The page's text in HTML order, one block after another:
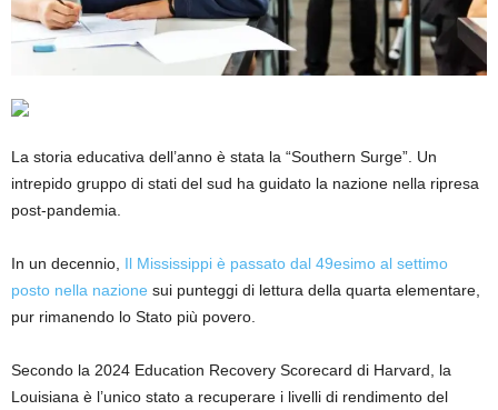
La storia educativa dell’anno è stata la “Southern Surge”. Un
intrepido gruppo di stati del sud ha guidato la nazione nella ripresa
post-pandemia.
In un decennio, Il Mississippi è passato dal 49esimo al settimo
posto nella nazione sui punteggi di lettura della quarta elementare,
pur rimanendo lo Stato più povero.
Secondo la 2024 Education Recovery Scorecard di Harvard, la
Louisiana è l’unico stato a recuperare i livelli di rendimento del